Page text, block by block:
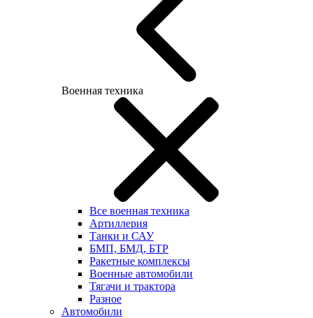
Военная техника
Все военная техника
Артиллерия
Танки и САУ
БМП, БМД, БТР
Ракетные комплексы
Военные автомобили
Тягачи и трактора
Разное
Автомобили